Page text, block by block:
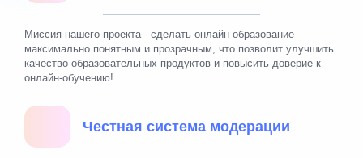
Миссия нашего проекта - сделать онлайн-образование
максимально понятным и прозрачным, что позволит улучшить
качество образовательных продуктов и повысить доверие к
онлайн-обучению!
Честная система модерации